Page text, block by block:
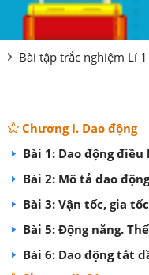
Bài tập trắc nghiệm Lí
Chương I. Dao động
Bài 1: Dao động điều
Bài 2: Mô tả dao
Bài 3: Vận tốc, gia
Bài 5: Động năng.
Bài 6: Dao động tắt